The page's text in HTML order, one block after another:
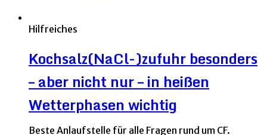
Hilfreiches
Kochsalz(NaCl-)zufuhr besonders
– aber nicht nur – in heißen
Wetterphasen wichtig
Beste Anlaufstelle für alle Fragen rund um CF.